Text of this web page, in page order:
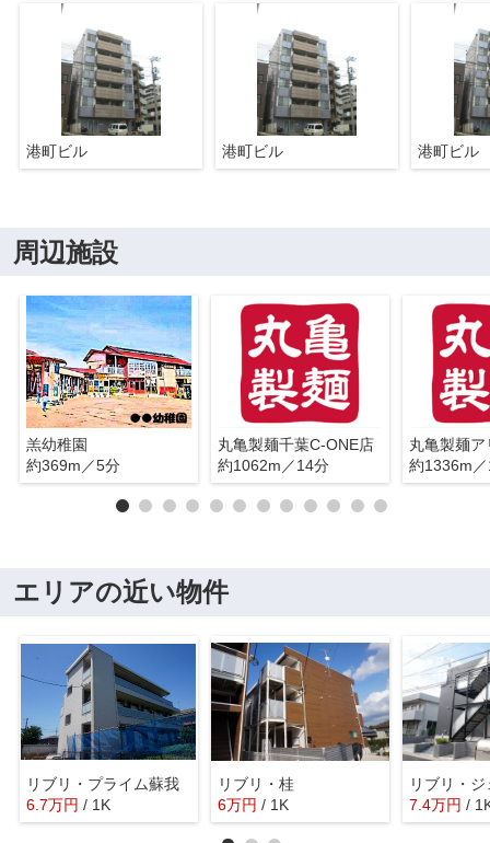
港町ビル 港町ビル 港町ビル
周辺施設
羔幼稚園
約369m／5分
丸亀製麺千葉C-ONE店
約1062m／14分
丸亀製麺
約1336m
エリアの近い物件
リブリ・プライム蘇我
6.7万円 / 1K
リブリ・桂
6万円 / 1K
リブリ・
7.4万円 /